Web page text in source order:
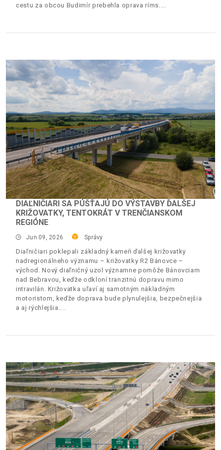
cestu za obcou Budimír prebehla oprava ríms.
DIAĽNIČIARI SA PÚŠŤAJÚ DO VÝSTAVBY ĎALŠEJ
KRIŽOVATKY, TENTOKRÁT V TRENČIANSKOM
REGIÓNE
Jun 09, 2026 Správy
Diaľničiari poklepali základný kameň ďalšej križovatky
nadregionálneho významu – križovatky R2 Bánovce –
východ. Nový diaľničný uzol významne pomôže Bánovciam
nad Bebravou, keďže odkloní tranzitnú dopravu mimo
intravilán. Križovatka uľaví aj samotným nákladným
motoristom, keďže doprava bude plynulejšia, bezpečnejšia
a aj rýchlejšia.